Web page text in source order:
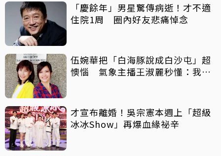
「慶餘年」男星驚傳病逝！才不適
住院1周 圈內好友悲痛悼念
伍婉華把「白海豚說成白沙屯」超
懊惱 氣象主播王淑麗秒懂：我曾
才宣布離婚！吳宗憲本週上「超級
冰冰Show」再爆血緣祕辛